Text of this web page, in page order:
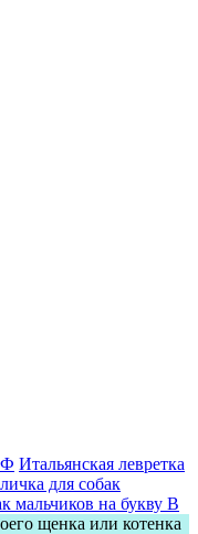
Ф Итальянская левретка
для собак
мальчиков на букву В
щенка или котенка